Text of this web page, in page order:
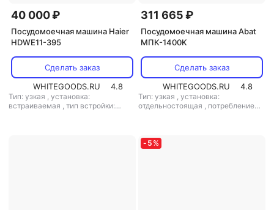
40 000 ₽
Посудомоечная машина Haier
HDWE11-395
Сделать заказ
WHITEGOODS.RU
4.8
Тип: узкая , установка:
встраиваемая , тип встройки:
311 665 ₽
Посудомоечная машина Abat
МПК-1400K
Сделать заказ
WHITEGOODS.RU
4.8
Тип: узкая , установка:
отдельностоящая , потребление
- 5 %